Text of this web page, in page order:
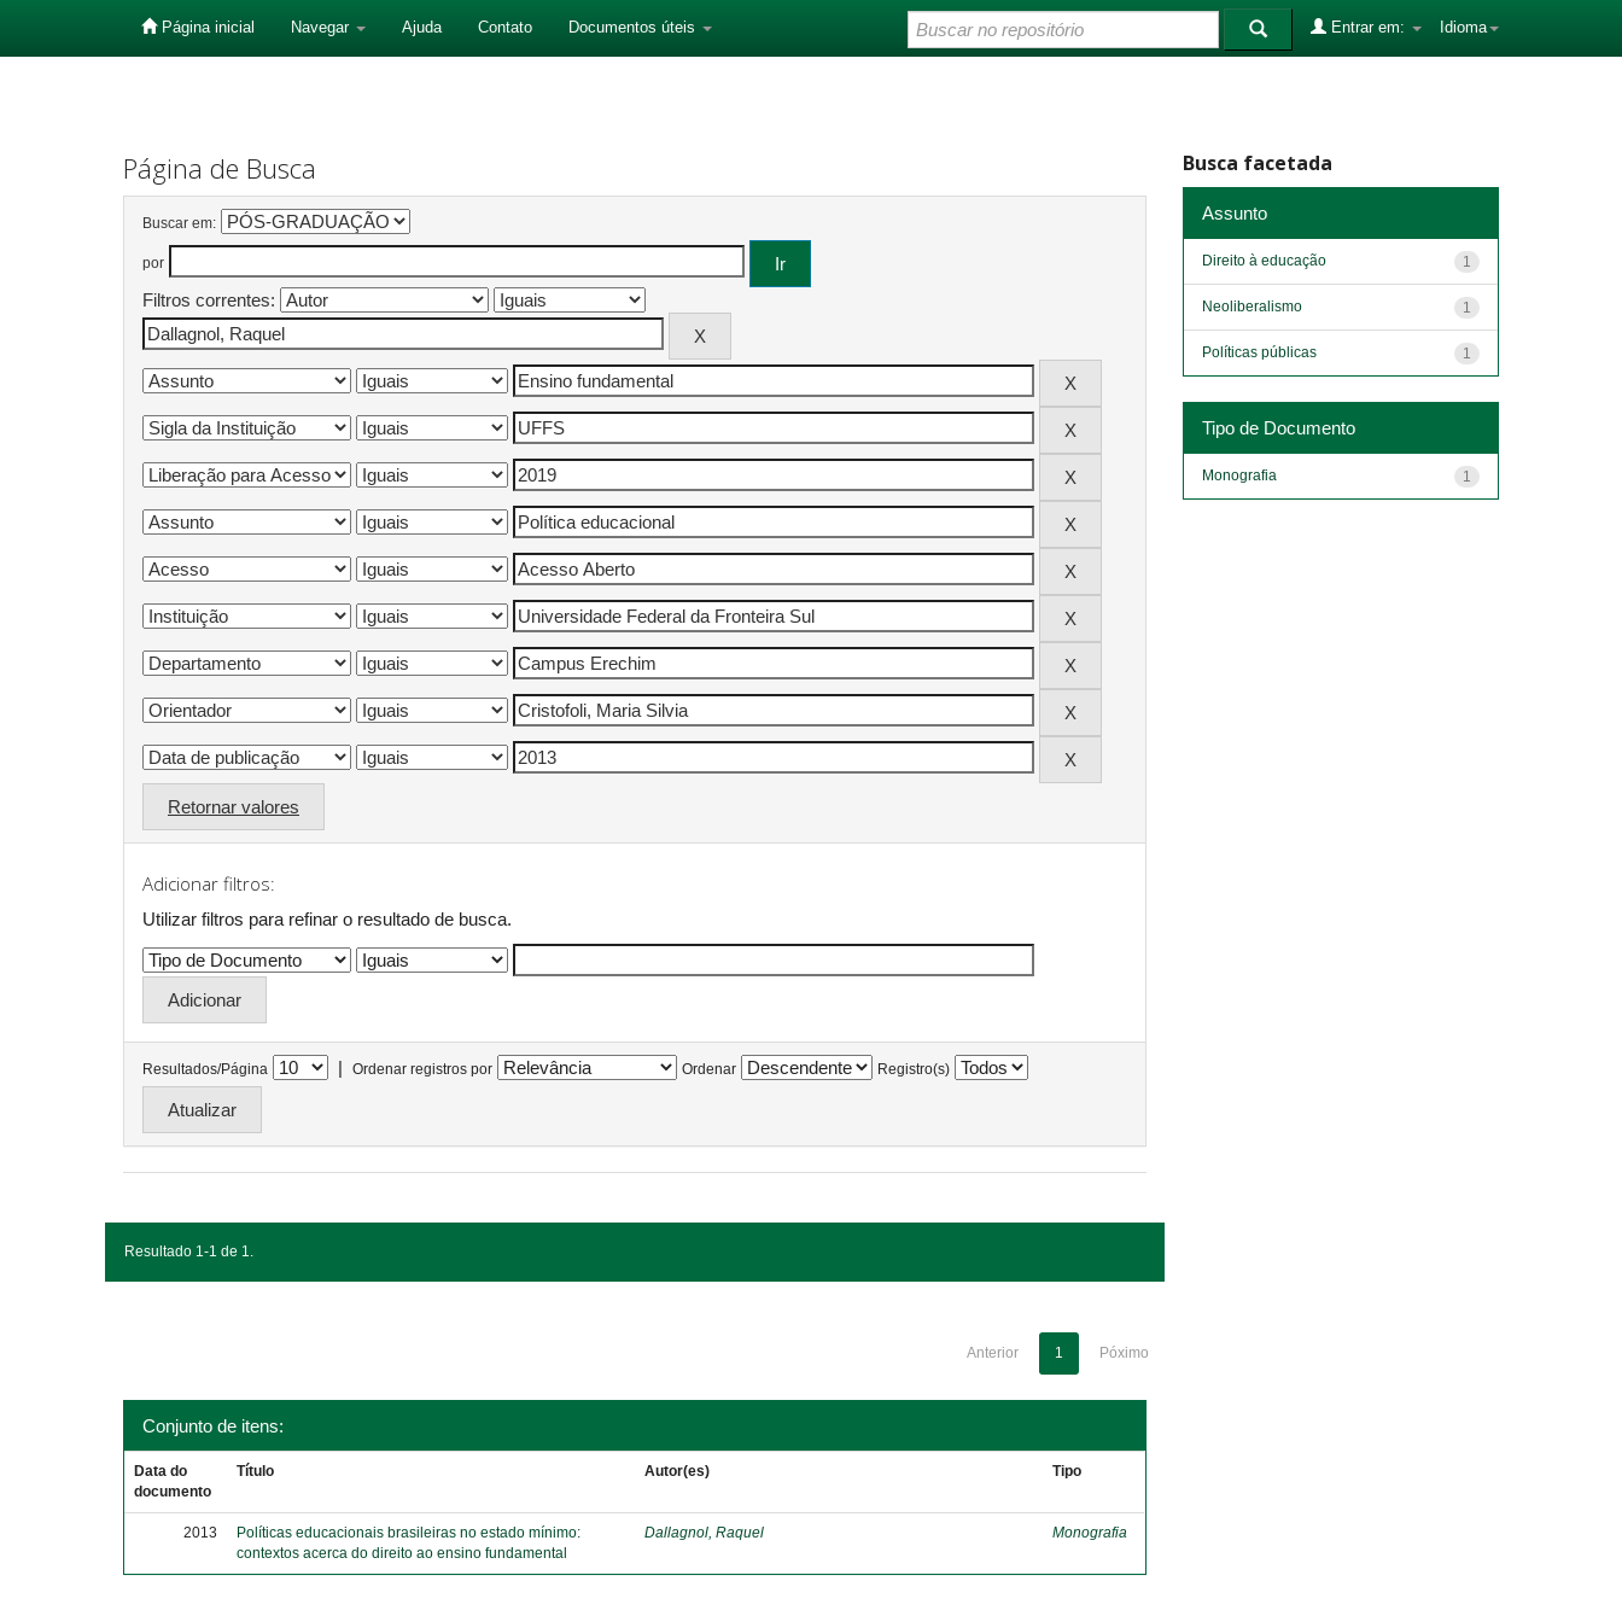
Página inicial Navegar Ajuda Contato Documentos úteis Idioma
Entrar em:
Página de Busca
Buscar em:
por
Filtros correntes:
Retornar valores
Adicionar filtros:
Utilizar filtros para refinar o resultado de busca.
Resultados/Página | Ordenar registros por Ordenar Registro(s)
Resultado 1-1 de 1.
Anterior 1 Póximo
Conjunto de itens:
Data do
documento
Título Autor(es) Tipo
2013
Políticas educacionais brasileiras no estado mínimo:
contextos acerca do direito ao ensino fundamental
Dallagnol, Raquel Monografia
Busca facetada
Assunto
1
Direito à educação
1
Neoliberalismo
1
Políticas públicas
Tipo de Documento
1
Monografia